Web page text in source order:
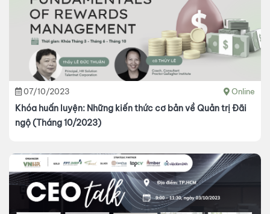
07/10/2023 Online
Khóa huấn luyện: Những kiến thức cơ bản về Quản trị Đãi
ngộ (Tháng 10/2023)